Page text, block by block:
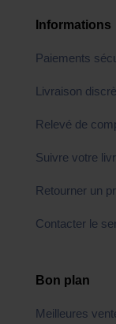
Informations
Paiements
Livraison
Relevé de
Suivre votre
Retourner un
Contacter le
Bon plan
Meilleures